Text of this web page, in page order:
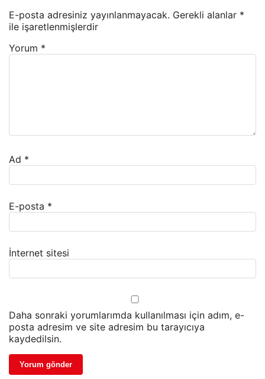
E-posta adresiniz yayınlanmayacak. Gerekli alanlar *
ile işaretlenmişlerdir
Yorum *
Ad *
E-posta *
İnternet sitesi
Daha sonraki yorumlarımda kullanılması için adım, e-
posta adresim ve site adresim bu tarayıcıya
kaydedilsin.